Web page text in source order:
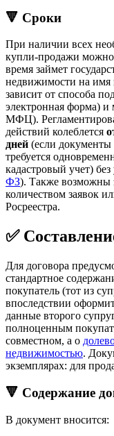
🔻 Сроки
При наличии всех
купли-продажи можно
время займет
недвижимости на имя
зависит от способа
электронная форма) и
МФЦ).
действий колеблется
дней (если
требуется
кадастровый учет)
ФЗ). Также возможны
количеством заявок
Росреестра.
✅
Для договора
стандартное
покупатель (тот из
впоследствии
данные второго
полноценным
совместном, а о
недвижимостью.
экземплярах: для
🔻 Содержание
В документ вносится: